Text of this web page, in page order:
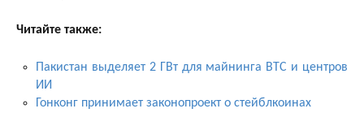
Читайте также:
Пакистан выделяет 2 ГВт для майнинга BTC и центров
ИИ
Гонконг принимает законопроект о стейблкоинах